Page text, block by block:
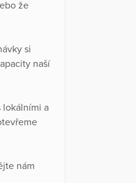
že
si
naší
lokálními a
nám